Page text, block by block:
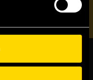
Skicka